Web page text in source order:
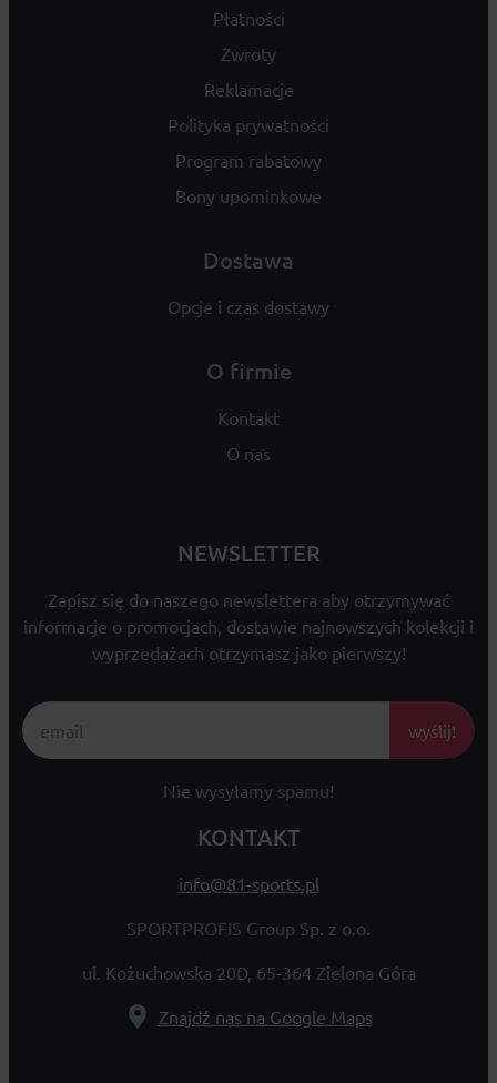
Płatności
Zwroty
Reklamacje
Polityka prywatności
Program rabatowy
Bony upominkowe
Dostawa
Opcje i czas dostawy
O firmie
Kontakt
O nas
NEWSLETTER
Zapisz się do naszego newslettera aby otrzymywać
informacje o promocjach, dostawie najnowszych kolekcji i
wyprzedażach otrzymasz jako pierwszy!
wyślij!
Nie wysyłamy spamu!
KONTAKT
info@81-sports.pl
SPORTPROFIS Group Sp. z o.o.
ul. Kożuchowska 20D, 65-364 Zielona Góra
Znajdź nas na Google Maps